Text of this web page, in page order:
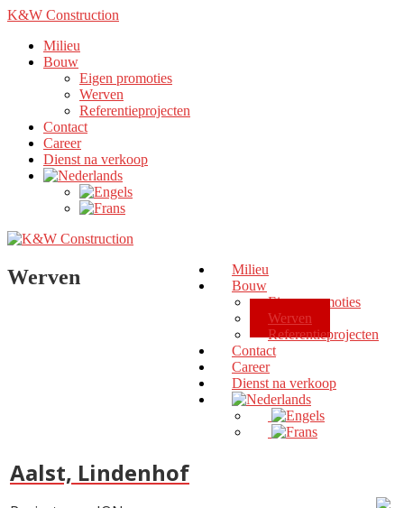
K&W Construction
Milieu
Bouw
Eigen promoties
Werven
Referentieprojecten
Contact
Career
Dienst na verkoop
Milieu
Bouw
Eigen promoties
Werven
Referentieprojecten
Contact
Career
Dienst na verkoop
Werven
Aalst, Lindenhof